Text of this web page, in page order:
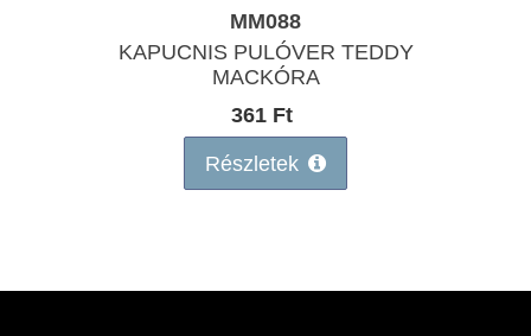
MM088
KAPUCNIS PULÓVER TEDDY
MACKÓRA
361 Ft
Részletek